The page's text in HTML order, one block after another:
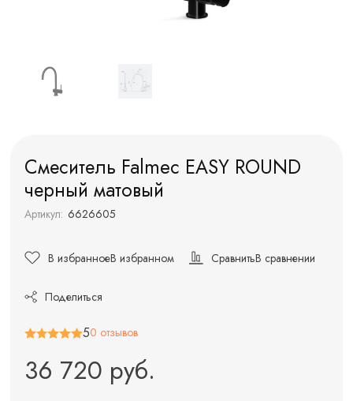
Смеситель Falmec EASY ROUND
черный матовый
Артикул: 6626605
В избранноеВ избранном СравнитьВ сравнении
Поделиться
50 отзывов
36 720 руб.